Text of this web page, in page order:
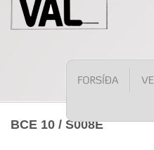
BCE 10 / S008E